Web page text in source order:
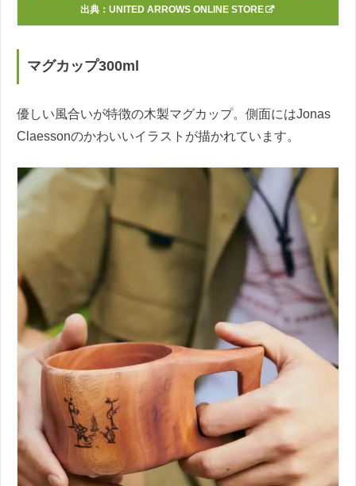
出典： UNITED ARROWS ONLINE STORE
マグカップ300ml
優しい風合いが特徴の木製マグカップ。側面にはJonas
Claessonのかわいいイラストが描かれています。